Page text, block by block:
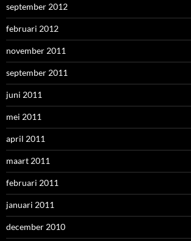
september 2012
februari 2012
november 2011
september 2011
juni 2011
mei 2011
april 2011
maart 2011
februari 2011
januari 2011
december 2010